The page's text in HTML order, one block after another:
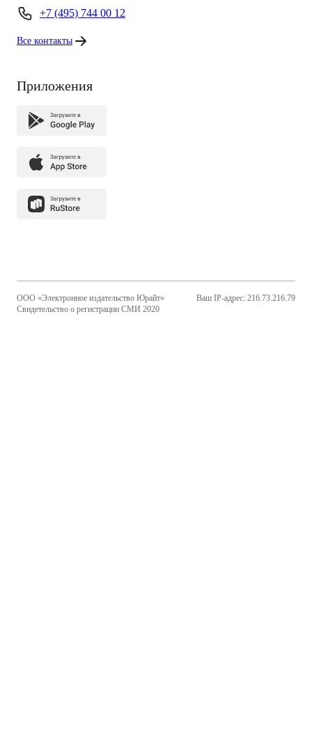
+7 (495) 744 00 12
Все контакты
Приложения
ООО «Электронное издательство Юрайт»
Свидетельство о регистрации СМИ 2020
Ваш IP-адрес: 216.73.216.79